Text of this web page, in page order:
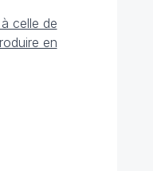
celle de
en